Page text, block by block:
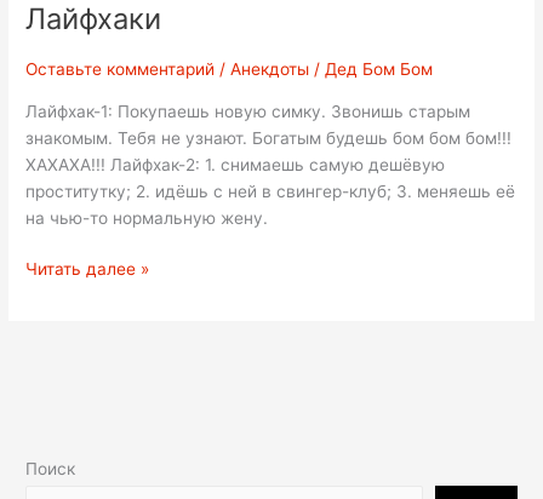
Лайфхаки
Оставьте комментарий /Анекдоты / Дед Бом Бом
Лайфхак-1: Покупаешь новую симку. Звонишь старым
знакомым. Тебя не узнают. Богатым будешь бом бом бом!!!
ХАХАХА!!! Лайфхак-2: 1. снимаешь самую дешёвую
проститутку; 2. идёшь с ней в свингер-клуб; 3. меняешь её
на чью-то нормальную жену.
Лайфхаки
Читать далее »
Поиск